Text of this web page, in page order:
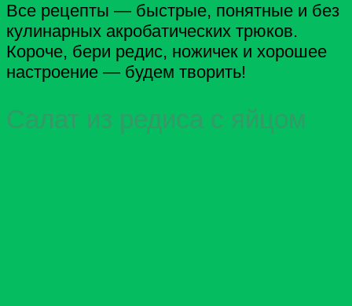
Все рецепты — быстрые, понятные и без
кулинарных акробатических трюков.
Короче, бери редис, ножичек и хорошее
настроение — будем творить!
Салат из редиса с яйцом